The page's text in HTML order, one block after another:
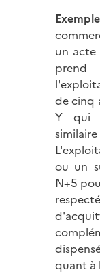
un acte
de cinq
Y qui
ou un
N+5
quant à